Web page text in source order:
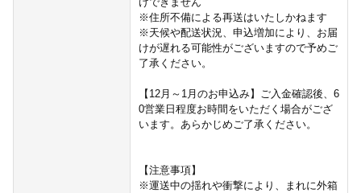
※住所不備による再送はいたしかねます
※天候や配送状況、申込増加により、お届
けが遅れる可能性がございますので予めご
了承ください。
【12月～1月のお申込み】ご入金確認後、6
0営業日程度お時間をいただく場合がござ
います。あらかじめご了承ください。
【注意事項】
※運送中の揺れや衝撃により、まれに外箱